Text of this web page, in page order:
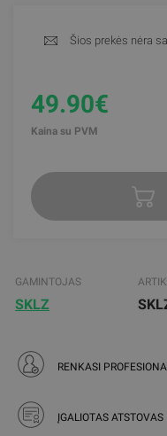
Šios prekės nėra
49.90€
Kaina su PVM
GAMINTOJAS
SKLZ
RENKASI
ĮGALIOTAS ATSTOVAS